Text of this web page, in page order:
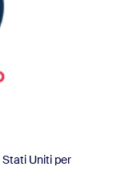
Uniti per